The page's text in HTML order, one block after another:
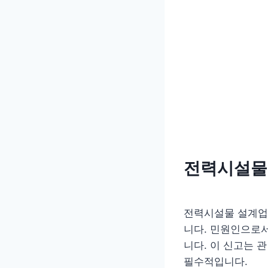
전력시설
전력시설물 설계
니다. 민원인으로
니다. 이 신고는
필수적입니다.